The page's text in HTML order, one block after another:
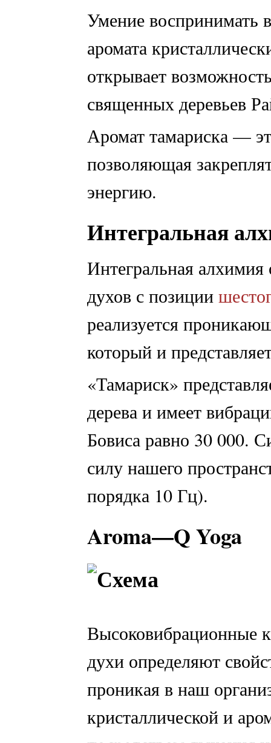
Умение воспринимать
аромата
открывает
священных деревьев
Аромат тамариска —
позволяющая
энергию.
Интегральная
Интегральная алхимия
духов с позиции
реализуется
который и
«Тамариск»
дерева и имеет
Бовиса равно 30 000.
силу нашего
порядка 10 Гц).
Aroma—QYoga
Высоковибрационные
духи определяют
проникая в наш
кристаллической и